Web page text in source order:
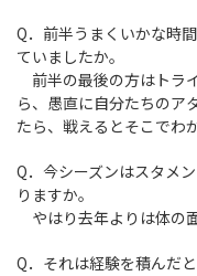
Q．前半うまくいかな時
ていましたか。
前半の最後の方はトラ
ら、愚直に自分たちのア
たら、戦えるとそこでわ
Q．今シーズンはスタメ
りますか。
やはり去年よりは体の
Q．それは経験を積んだ